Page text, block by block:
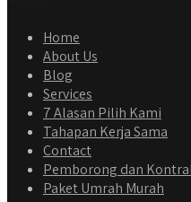
Home
About Us
Blog
Services
7 Alasan Pilih Kami
Tahapan Kerja Sama
Contact
Pemborong dan
Paket Umrah Murah